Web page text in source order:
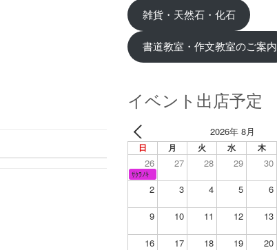
雑貨・天然石・化石
書道教室・作文教室のご案内
イベント出店予定
2026年 8月
日 月 火 水 木
26 27 28 29 30
ｻｸﾗﾉｷ
2 3 4 5 6
9 10 11 12 13
16 17 18 19 20